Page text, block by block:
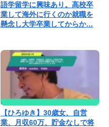
語学留学に興味あり。高校卒
業して海外に行くのか就職を
懸念し大学卒業してからか…
【ひろゆき】30歳女、自営
業、月収60万、貯金なしで将